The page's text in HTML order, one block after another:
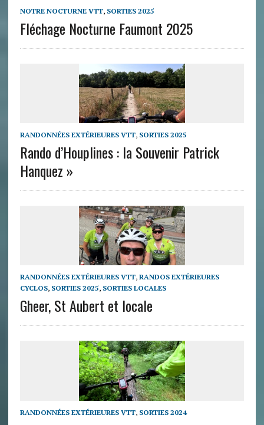
NOTRE NOCTURNE VTT, SORTIES 2025
Fléchage Nocturne Faumont 2025
RANDONNÉES EXTÉRIEURES VTT, SORTIES 2025
Rando d’Houplines : la Souvenir Patrick
Hanquez »
RANDONNÉES EXTÉRIEURES VTT, RANDOS EXTÉRIEURES
CYCLOS, SORTIES 2025, SORTIES LOCALES
Gheer, St Aubert et locale
RANDONNÉES EXTÉRIEURES VTT, SORTIES 2024